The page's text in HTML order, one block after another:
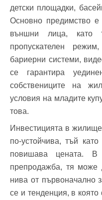
Парола
Забравена парола?
или
детски площадки,
Основно предимство е
външни лица, като
пропускателен
бариерни системи,
се гарантира
собствениците на
условия на младите
това.
Инвестицията в
по-устойчива, тъй
повишава цената.
препродажба, тя може
нива от първоначално
се и тенденция, в